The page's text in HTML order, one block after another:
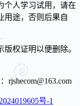
个人学习试用，请在
用途，否则后果自
版权证明以便删除。
rjshecom@163.com
号-1